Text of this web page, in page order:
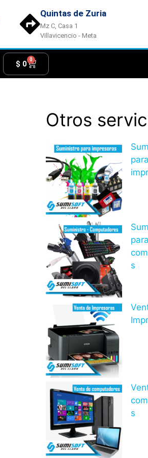
Quintas de Zuria
Mz C, Casa 1
Villavicencio - Meta
$ 0 0
Otros
para
para
s
s